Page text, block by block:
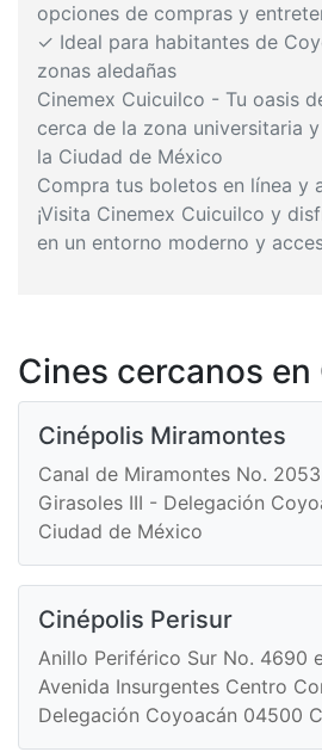
opciones de compras y
✓ Ideal para habitantes de
zonas aledañas
Cinemex Cuicuilco - Tu oasis
cerca de la zona universitaria
la Ciudad de México
Compra tus boletos en línea y
¡Visita Cinemex Cuicuilco y
en un entorno moderno y
Cines cercanos en
Cinépolis Miramontes
Canal de Miramontes No.
Girasoles III - Delegación
Ciudad de México
Cinépolis Perisur
Anillo Periférico Sur No. 4690
Avenida Insurgentes Centro
Delegación Coyoacán 04500